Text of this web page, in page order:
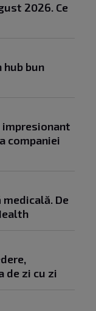
2026. Ce
hub bun
companiei
De
de zi cu zi